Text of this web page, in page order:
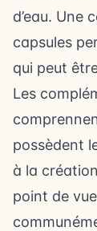
d’eau. Une
capsules
qui peut
Les
possèdent
à la création
point de